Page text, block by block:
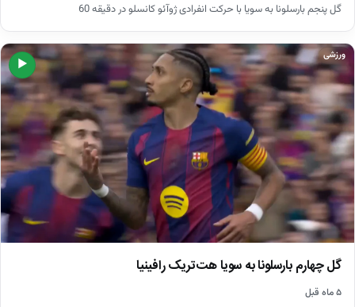
گل پنجم بارسلونا به سویا با حرکت انفرادی ژوآئو کانسلو در دقیقه 60
▶
ورزشی
گل چهارم بارسلونا به سویا هت‌تریک رافینیا
۵ ماه قبل